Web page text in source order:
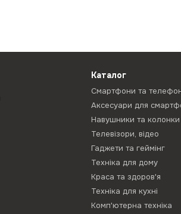
Каталог
Смартфони та
Аксесуари для
Навушники та колонки
Телевізори, відео
Гаджети та геймінг
Техніка для дому
Краса та здоров'я
Техніка для кухні
Комп'ютерна техніка